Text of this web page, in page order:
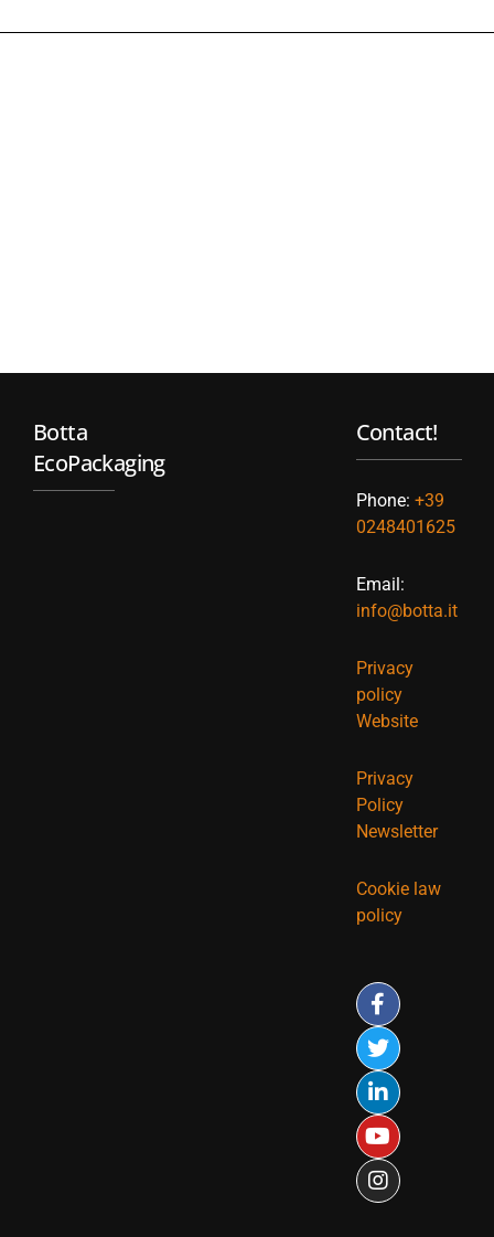
Botta
EcoPackaging
Contact!
Phone: +39
0248401625
Email:
info@botta.it
Privacy
policy
Website
Privacy
Policy
Newsletter
Cookie law
policy